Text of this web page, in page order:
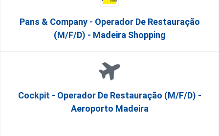
Pans & Company - Operador De Restauração
(m/f/d) - Madeira Shopping
Cockpit - Operador De Restauração (m/f/d) -
Aeroporto Madeira